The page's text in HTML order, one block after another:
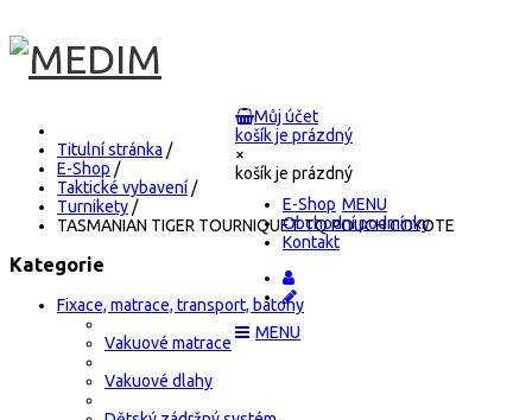
Můj účet
košík je prázdný
×
košík je prázdný
E-Shop
Obchodní podmínky
Kontakt
Titulní stránka /
E-Shop /
Taktické vybavení /
Turnikety /
TASMANIAN TIGER TOURNIQUET TQ POUCH COYOTE
Kategorie
Fixace, matrace, transport, batohy
Vakuové matrace
Vakuové dlahy